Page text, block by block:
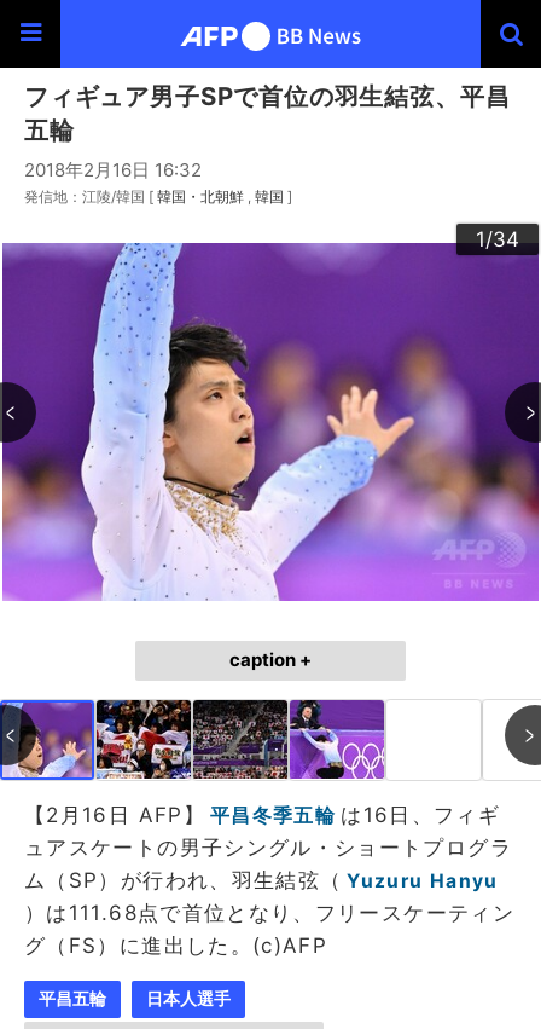
フィギュア男子SPで首位の羽生結弦、平昌
五輪
2018年2月16日 16:32
発信地：江陵/韓国 [ 韓国・北朝鮮 韓国 ]
1/34
2/34
3/34
4/34
5/34
6/34
7/34
8/34
9/34
10/34
11/34
12/34
13/34
14/34
15/34
16/34
17/34
18/34
19/34
20/34
21/34
22/34
23/34
24/34
25/34
26/34
27/34
28/34
29/34
30/34
31/34
32/34
33/34
34/34
caption +
【2月16日 AFP】 平昌冬季五輪 は16日、フィギ
ュアスケートの男子シングル・ショートプログラ
ム（SP）が行われ、羽生結弦（ Yuzuru Hanyu
）は111.68点で首位となり、フリースケーティン
グ（FS）に進出した。(c)AFP
平昌五輪 日本人選手